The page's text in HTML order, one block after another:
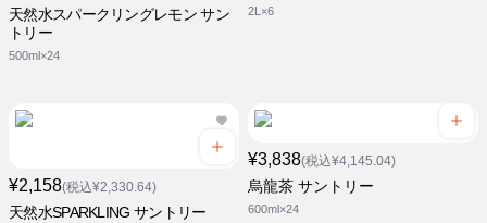
天然水スパークリングレモン サン
トリー
500ml×24
2L×6
¥2,158(税込¥2,330.64)
天然水SPARKLING サントリー
¥3,838(税込¥4,145.04)
烏龍茶 サントリー
600ml×24